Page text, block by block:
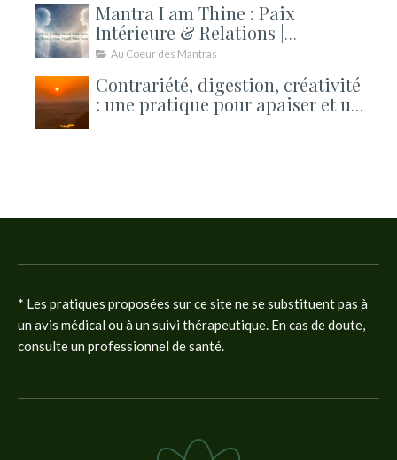
Mantra I am Thine : Paix
Intérieure & Relations |
Kundalini
Au Coeur des Mantras
Contrariété, digestion, créativité
: une pratique pour apaiser et un
* Les pratiques proposées sur ce site ne se substituent pas à
un avis médical ou à un suivi thérapeutique. En cas de doute,
consulte un professionnel de santé.